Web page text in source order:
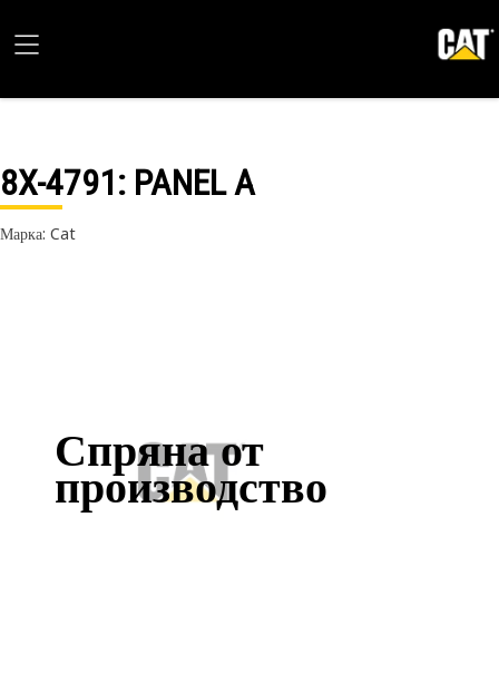
8X-4791: PANEL A
Марка: Cat
Спряна от
производство